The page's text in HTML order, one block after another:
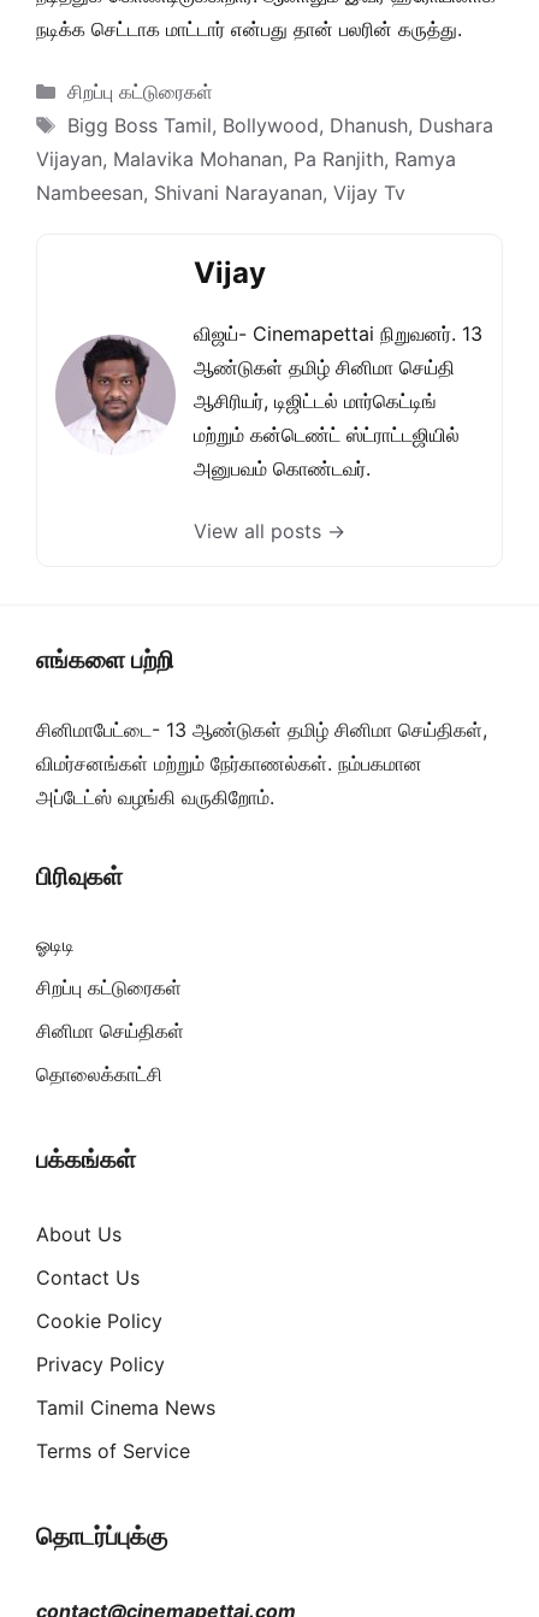
நடிக்க செட்டாக மாட்டார் என்பது தான் பலரின் கருத்து.
Categories
சிறப்பு கட்டுரைகள்
Tags
Bigg Boss Tamil, Bollywood, Dhanush, Dushara
Vijayan, Malavika Mohanan, Pa Ranjith, Ramya
Nambeesan, Shivani Narayanan, Vijay Tv
Vijay
விஜய்- Cinemapettai நிறுவனர். 13
ஆண்டுகள் தமிழ் சினிமா செய்தி
ஆசிரியர், டிஜிட்டல் மார்கெட்டிங்
மற்றும் கன்டெண்ட் ஸ்ட்ராட்டஜியில்
அனுபவம் கொண்டவர்.
View all posts →
எங்களை பற்றி
சினிமாபேட்டை- 13 ஆண்டுகள் தமிழ் சினிமா செய்திகள்,
விமர்சனங்கள் மற்றும் நேர்காணல்கள். நம்பகமான
அப்டேட்ஸ் வழங்கி வருகிறோம்.
பிரிவுகள்
ஓடிடி
சிறப்பு கட்டுரைகள்
சினிமா செய்திகள்
தொலைக்காட்சி
பக்கங்கள்
About Us
Contact Us
Cookie Policy
Privacy Policy
Tamil Cinema News
Terms of Service
தொடர்ப்புக்கு
contact@cinemapettai.com